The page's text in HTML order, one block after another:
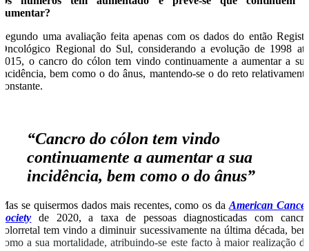
aumentar?
Segundo uma avaliação feita apenas com os dados do então Registo
Oncológico Regional do Sul, considerando a evolução de 1998 até
2015, o cancro do cólon tem vindo continuamente a aumentar a sua
incidência, bem como o do ânus, mantendo-se o do reto relativamente
constante.
“Cancro do cólon tem vindo
continuamente a aumentar a sua
incidência, bem como o do ânus”
Mas se quisermos dados mais recentes, como os da American Cancer
Society
de 2020, a taxa de pessoas diagnosticadas com cancro
colorretal tem vindo a diminuir sucessivamente na última década, bem
como a sua mortalidade, atribuindo-se este facto à maior realização de